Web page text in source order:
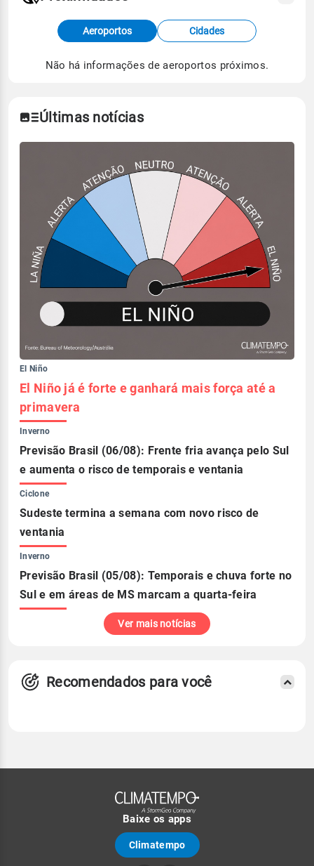
Fonte: dados combinados de estações
meteorológicas e satélite do Centro de Previsão
de Tempo e Estudos Climáticos (CPTEC).
Aeroportos Cidades
Não há informações de aeroportos próximos.
Últimas notícias
El Niño
El Niño já é forte e ganhará mais força até a
primavera
Inverno
Previsão Brasil (06/08): Frente fria avança pelo Sul
e aumenta o risco de temporais e ventania
Ciclone
Sudeste termina a semana com novo risco de
ventania
Inverno
Previsão Brasil (05/08): Temporais e chuva forte no
Sul e em áreas de MS marcam a quarta-feira
Ver mais notícias
Recomendados para você
Baixe os apps
Climatempo